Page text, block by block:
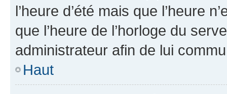
l’heure d’été mais que l’heure
que l’heure de l’horloge du
administrateur afin de lui
Haut